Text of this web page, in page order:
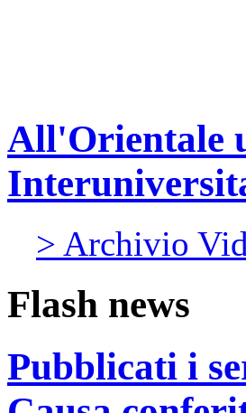
All'Orientale
> Archivio
Flash news
Pubblicati i